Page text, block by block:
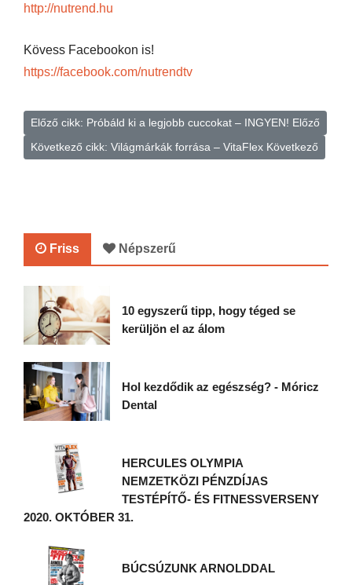
http://nutrend.hu
Kövess Facebookon is!
https://facebook.com/nutrendtv
Előző cikk: Próbáld ki a legjobb cuccokat – INGYEN! Előző
Következő cikk: Világmárkák forrása – VitaFlex Következő
Friss Népszerű
10 egyszerű tipp, hogy téged se
kerüljön el az álom
Hol kezdődik az egészség? - Móricz
Dental
HERCULES OLYMPIA
NEMZETKÖZI PÉNZDÍJAS
TESTÉPÍTŐ- ÉS FITNESSVERSENY
2020. OKTÓBER 31.
BÚCSÚZUNK ARNOLDDAL